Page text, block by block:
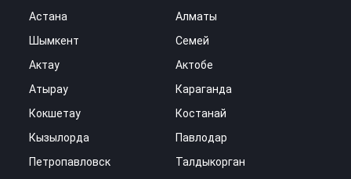
Астана
Алматы
Шымкент
Семей
Актау
Актобе
Атырау
Караганда
Кокшетау
Костанай
Кызылорда
Павлодар
Петропавловск
Талдыкорган